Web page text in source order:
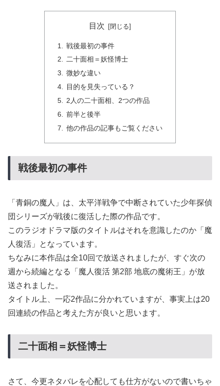
目次
戦後最初の事件
二十面相＝妖怪博士
微妙な違い
目的を見失っている？
2人の二十面相、2つの作品
前半と後半
他の作品の記事もご覧ください
戦後最初の事件
「青銅の魔人」は、太平洋戦争で中断されていた少年探偵
団シリーズが戦後に復活した際の作品です。
このラジオドラマ版のタイトルはそれを意識したのか「魔
人復活」となっています。
ちなみに本作品は全10回で放送されましたが、すぐ次の
週から続編となる「魔人復活 第2部 地底の魔術王」が放
送されました。
タイトル上、一応2作品に分かれていますが、事実上は20
回連続の作品と考えた方が良いと思います。
二十面相＝妖怪博士
さて、今更ネタバレを心配しても仕方がないので書いちゃ